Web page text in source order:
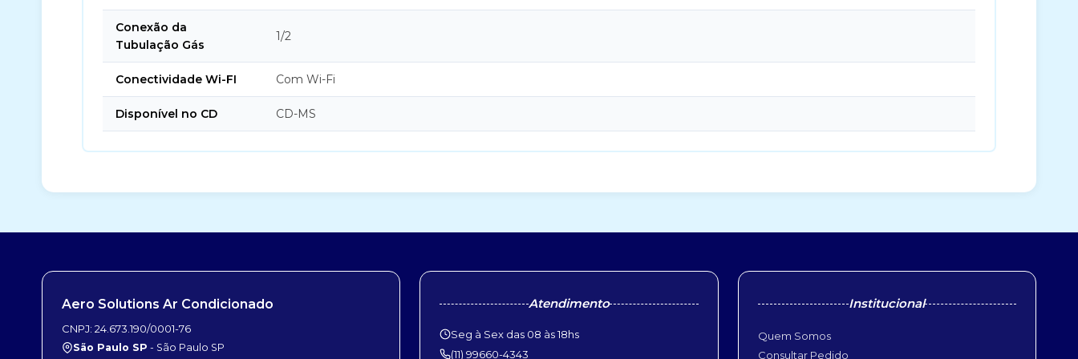
Conexão da
Tubulação Gás
1/2
Conectividade Wi-FI Com Wi-Fi
Disponível no CD CD-MS
Aero Solutions Ar Condicionado
CNPJ: 24.673.190/0001-76
São Paulo SP - São Paulo SP
Atendimento
Seg à Sex das 08 às 18hs
(11) 99660-4343
Institucional
Quem Somos
Consultar Pedido